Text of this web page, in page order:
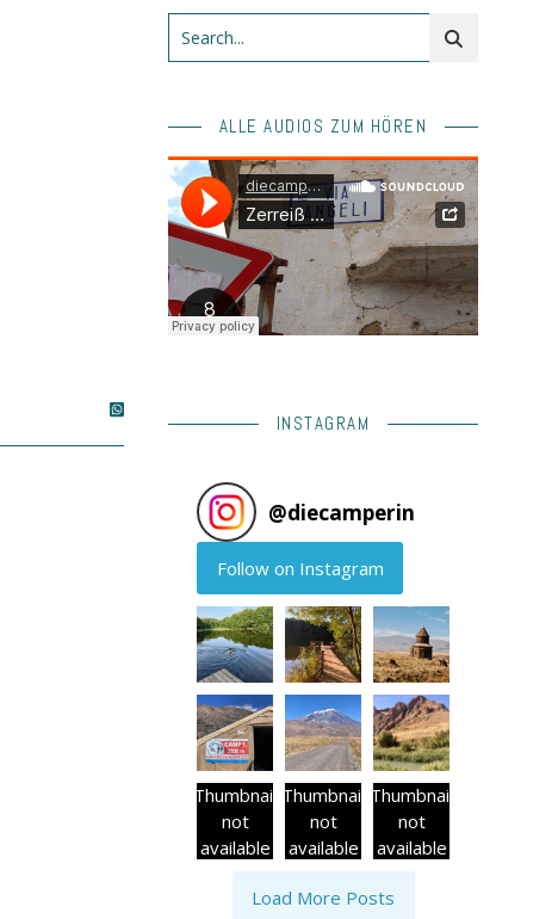
ALLE AUDIOS ZUM HÖREN
INSTAGRAM
@diecamperin
Follow on Instagram
Thumbnail
not
available
Thumbnail
not
available
Thumbnail
not
available
Load More Posts